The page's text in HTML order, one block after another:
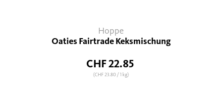
Hoppe
Oaties Fairtrade Keksmischung
CHF 22.85
(CHF 23.80/ 1 kg)